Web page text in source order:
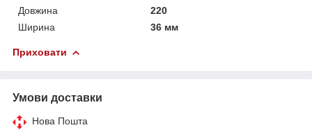
Довжина
220
Ширина
36 мм
Приховати
Умови доставки
Нова Пошта